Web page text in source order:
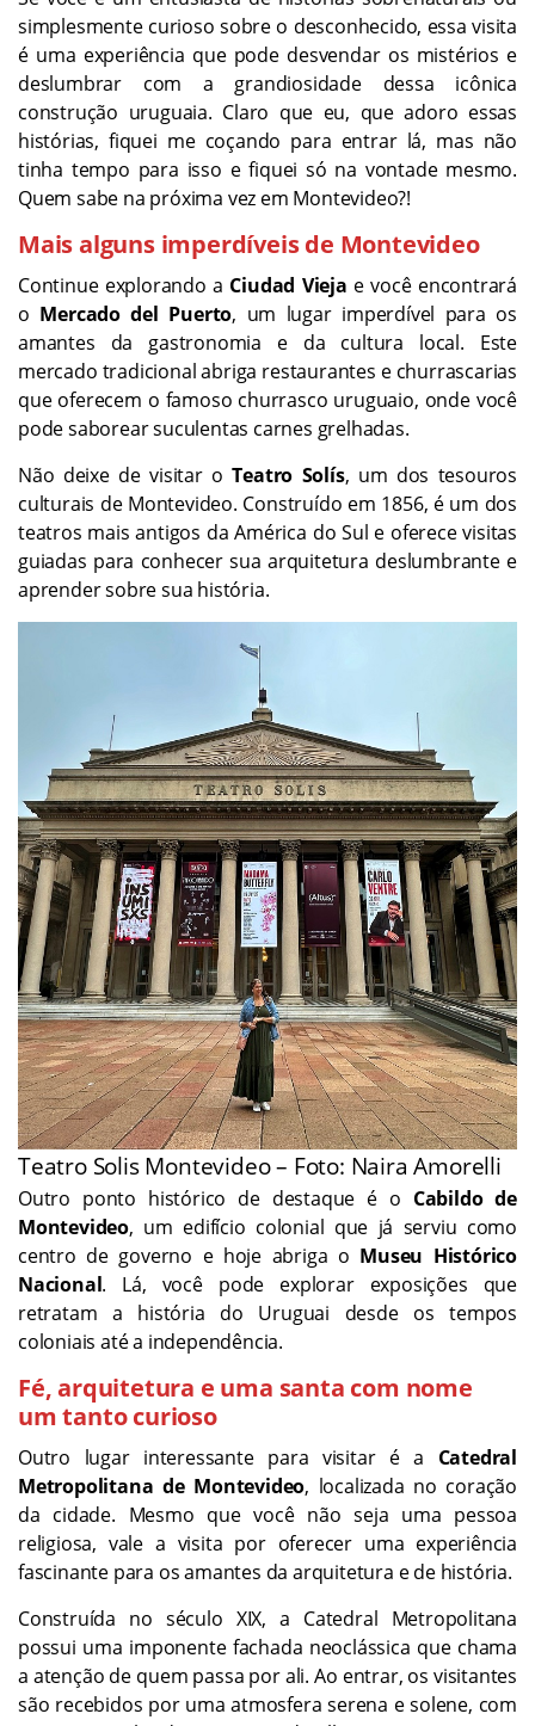
simplesmente curioso sobre o desconhecido, essa visita
é uma experiência que pode desvendar os mistérios e
deslumbrar com a grandiosidade dessa icônica
construção uruguaia. Claro que eu, que adoro essas
histórias, fiquei me coçando para entrar lá, mas não
tinha tempo para isso e fiquei só na vontade mesmo.
Quem sabe na próxima vez em Montevideo?!
Mais alguns imperdíveis de Montevideo
Continue explorando a Ciudad Vieja e você encontrará
o Mercado del Puerto, um lugar imperdível para os
amantes da gastronomia e da cultura local. Este
mercado tradicional abriga restaurantes e churrascarias
que oferecem o famoso churrasco uruguaio, onde você
pode saborear suculentas carnes grelhadas.
Não deixe de visitar oTeatro Solís, um dos tesouros
culturais de Montevideo. Construído em 1856, é um dos
teatros mais antigos da América do Sul e oferece visitas
guiadas para conhecer sua arquitetura deslumbrante e
aprender sobre sua história.
Teatro Solis Montevideo – Foto: Naira Amorelli
Outro ponto histórico de destaque é o Cabildo de
Montevideo, um edifício colonial que já serviu como
centro de governo e hoje abriga o Museu Histórico
Nacional. Lá, você pode explorar exposições que
retratam a história do Uruguai desde os tempos
coloniais até a independência.
Fé, arquitetura e uma santa com nome
um tanto curioso
Outro lugar interessante para visitar é a Catedral
Metropolitana de Montevideo, localizada no coração
da cidade. Mesmo que você não seja uma pessoa
religiosa, vale a visita por oferecer uma experiência
fascinante para os amantes da arquitetura e de história.
Construída no século XIX, a Catedral Metropolitana
possui uma imponente fachada neoclássica que chama
a atenção de quem passa por ali. Ao entrar, os visitantes
são recebidos por uma atmosfera serena e solene, com